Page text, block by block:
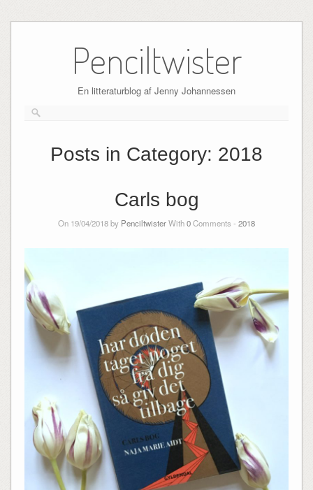
Penciltwister
En litteraturblog af Jenny Johannessen
Posts in Category: 2018
Carls bog
On 19/04/2018 by PenciltwisterWith0Comments - 2018